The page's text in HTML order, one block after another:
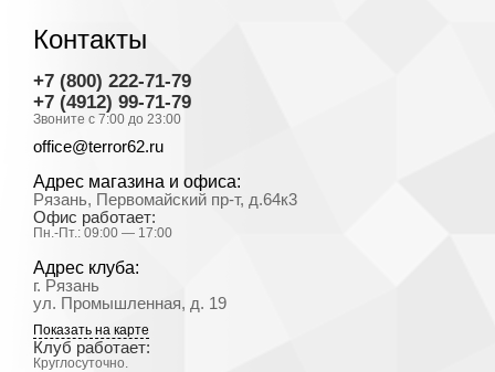
Контакты
+7 (800) 222-71-79
+7 (4912) 99-71-79
Звоните с 7:00 до 23:00
office@terror62.ru
Адрес магазина и офиса:
Рязань, Первомайский пр-т, д.64к3
Офис работает:
Пн.-Пт.: 09:00 — 17:00
Адрес клуба:
г. Рязань
ул. Промышленная, д. 19
Показать на карте
Клуб работает:
Круглосуточно.